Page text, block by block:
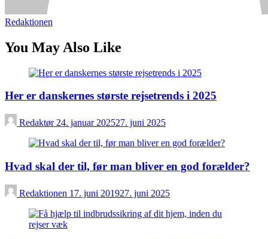
Redaktionen
You May Also Like
Her er danskernes største rejsetrends i 2025
Redaktør 24. januar 202527. juni 2025
Hvad skal der til, før man bliver en god forælder?
Redaktionen 17. juni 201927. juni 2025